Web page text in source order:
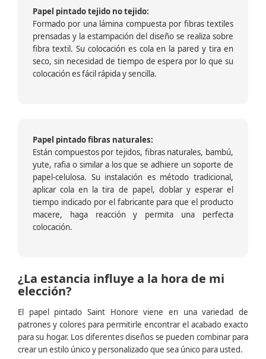
Papel pintado tejido no tejido:
Formado por una lámina compuesta por fibras textiles
prensadas y la estampación del diseño se realiza sobre
fibra textil. Su colocación es cola en la pared y tira en
seco, sin necesidad de tiempo de espera por lo que su
colocación es fácil rápida y sencilla.
Papel pintado fibras naturales:
Están compuestos por tejidos, fibras naturales, bambú,
yute, rafia o similar a los que se adhiere un soporte de
papel-celulosa. Su instalación es método tradicional,
aplicar cola en la tira de papel, doblar y esperar el
tiempo indicado por el fabricante para que el producto
macere, haga reacción y permita una perfecta
colocación.
¿La estancia influye a la hora de mi
elección?
El papel pintado Saint Honore viene en una variedad de
patrones y colores para permitirle encontrar el acabado exacto
para su hogar. Los diferentes diseños se pueden combinar para
crear un estilo único y personalizado que sea único para usted.